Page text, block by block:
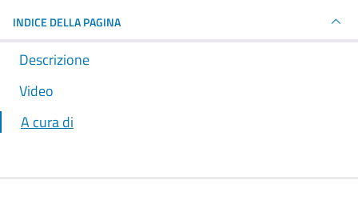
INDICE DELLA PAGINA
Descrizione
Video
A cura di